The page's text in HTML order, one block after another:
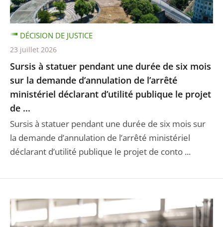
Sursis à statuer pendant une durée de six mois
sur la demande d’annulation de l’arrêté
ministériel déclarant d’utilité publique le projet
de ...
Sursis à statuer pendant une durée de six mois sur
la demande d’annulation de l’arrêté ministériel
déclarant d’utilité publique le projet de conto ...
DÉCISION DE JUSTICE
23 juillet 2026